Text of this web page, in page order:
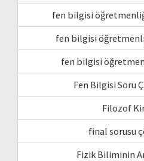
fen bilgisi
fen bilgisi
fen bilgisi
Fen Bilgisi Soru
Filozof
final sorusu
Fizik Biliminin